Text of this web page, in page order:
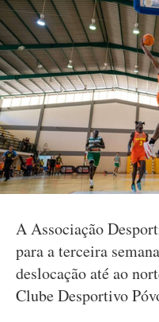
A Associação
para a terceira
deslocação até ao
Clube Desportivo